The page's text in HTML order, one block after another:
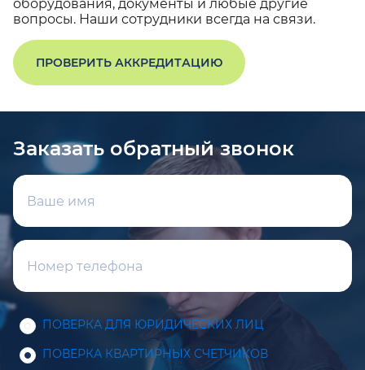
оборудования, документы и любые другие
вопросы. Наши сотрудники всегда на связи.
ПРОВЕРИТЬ АККРЕДИТАЦИЮ
Заказать обратный звонок
ПОВЕРКА ДЛЯ ЮРИДИЧЕСКИХ ЛИЦ
ПОВЕРКА КВАРТИРНЫХ СЧЕТЧИКОВ